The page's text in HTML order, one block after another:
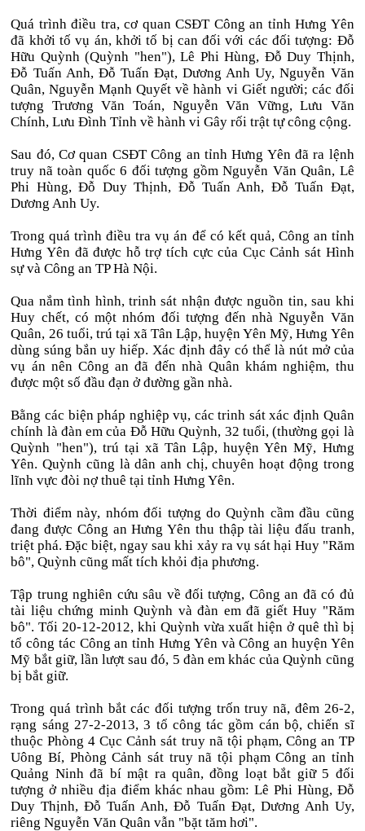
Quá trình điều tra, cơ quan CSĐT Công an tỉnh Hưng Yên
đã khởi tố vụ án, khởi tố bị can đối với các đối tượng: Đỗ
Hữu Quỳnh (Quỳnh "hen"), Lê Phi Hùng, Đỗ Duy Thịnh,
Đỗ Tuấn Anh, Đỗ Tuấn Đạt, Dương Anh Uy, Nguyễn Văn
Quân, Nguyễn Mạnh Quyết về hành vi Giết người; các đối
tượng Trương Văn Toán, Nguyễn Văn Vững, Lưu Văn
Chính, Lưu Đình Tỉnh về hành vi Gây rối trật tự công cộng.
Sau đó, Cơ quan CSĐT Công an tỉnh Hưng Yên đã ra lệnh
truy nã toàn quốc 6 đối tượng gồm Nguyễn Văn Quân, Lê
Phi Hùng, Đỗ Duy Thịnh, Đỗ Tuấn Anh, Đỗ Tuấn Đạt,
Dương Anh Uy.
Trong quá trình điều tra vụ án để có kết quả, Công an tỉnh
Hưng Yên đã được hỗ trợ tích cực của Cục Cảnh sát Hình
sự và Công an TP Hà Nội.
Qua nắm tình hình, trinh sát nhận được nguồn tin, sau khi
Huy chết, có một nhóm đối tượng đến nhà Nguyễn Văn
Quân, 26 tuổi, trú tại xã Tân Lập, huyện Yên Mỹ, Hưng Yên
dùng súng bắn uy hiếp. Xác định đây có thể là nút mở của
vụ án nên Công an đã đến nhà Quân khám nghiệm, thu
được một số đầu đạn ở đường gần nhà.
Bằng các biện pháp nghiệp vụ, các trinh sát xác định Quân
chính là đàn em của Đỗ Hữu Quỳnh, 32 tuổi, (thường gọi là
Quỳnh "hen"), trú tại xã Tân Lập, huyện Yên Mỹ, Hưng
Yên. Quỳnh cũng là dân anh chị, chuyên hoạt động trong
lĩnh vực đòi nợ thuê tại tỉnh Hưng Yên.
Thời điểm này, nhóm đối tượng do Quỳnh cầm đầu cũng
đang được Công an Hưng Yên thu thập tài liệu đấu tranh,
triệt phá. Đặc biệt, ngay sau khi xảy ra vụ sát hại Huy "Răm
bô", Quỳnh cũng mất tích khỏi địa phương.
Tập trung nghiên cứu sâu về đối tượng, Công an đã có đủ
tài liệu chứng minh Quỳnh và đàn em đã giết Huy "Răm
bô". Tối 20-12-2012, khi Quỳnh vừa xuất hiện ở quê thì bị
tổ công tác Công an tỉnh Hưng Yên và Công an huyện Yên
Mỹ bắt giữ, lần lượt sau đó, 5 đàn em khác của Quỳnh cũng
bị bắt giữ.
Trong quá trình bắt các đối tượng trốn truy nã, đêm 26-2,
rạng sáng 27-2-2013, 3 tổ công tác gồm cán bộ, chiến sĩ
thuộc Phòng 4 Cục Cảnh sát truy nã tội phạm, Công an TP
Uông Bí, Phòng Cảnh sát truy nã tội phạm Công an tỉnh
Quảng Ninh đã bí mật ra quân, đồng loạt bắt giữ 5 đối
tượng ở nhiều địa điểm khác nhau gồm: Lê Phi Hùng, Đỗ
Duy Thịnh, Đỗ Tuấn Anh, Đỗ Tuấn Đạt, Dương Anh Uy,
riêng Nguyễn Văn Quân vẫn "bặt tăm hơi".